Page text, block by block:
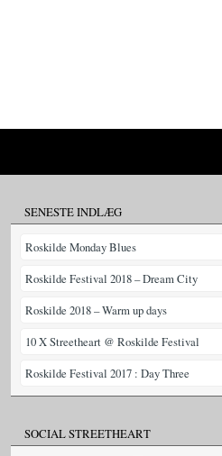
SENESTE INDLÆG
Roskilde Monday Blues
Roskilde Festival 2018 – Dream City
Roskilde 2018 – Warm up days
10 X Streetheart @ Roskilde Festival
Roskilde Festival 2017 : Day Three
SOCIAL STREETHEART